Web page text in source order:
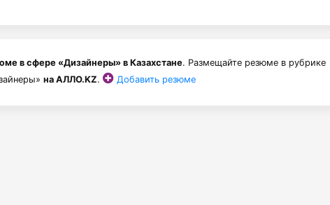
в сфере «Дизайнеры» в Казахстане. Размещайте резюме в рубрике
на АЛЛО.KZ. Добавить резюме